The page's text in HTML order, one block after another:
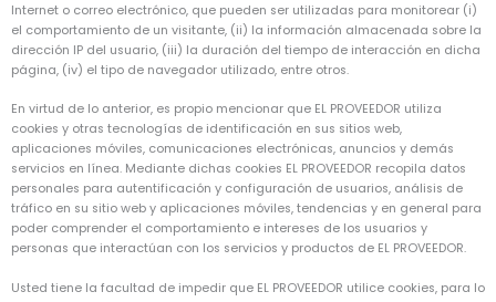
Internet o correo electrónico, que pueden ser utilizadas para monitorear (i)
el comportamiento de un visitante, (ii) la información almacenada sobre la
dirección IP del usuario, (iii) la duración del tiempo de interacción en dicha
página, (iv) el tipo de navegador utilizado, entre otros.
En virtud de lo anterior, es propio mencionar que EL PROVEEDOR utiliza
cookies y otras tecnologías de identificación en sus sitios web,
aplicaciones móviles, comunicaciones electrónicas, anuncios y demás
servicios en línea. Mediante dichas cookies EL PROVEEDOR recopila datos
personales para autentificación y configuración de usuarios, análisis de
tráfico en su sitio web y aplicaciones móviles, tendencias y en general para
poder comprender el comportamiento e intereses de los usuarios y
personas que interactúan con los servicios y productos de EL PROVEEDOR.
Usted tiene la facultad de impedir que EL PROVEEDOR utilice cookies, para lo